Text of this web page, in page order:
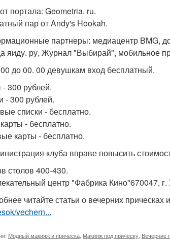
портала: Geometria. ru.
пар от Andy's Hookah.
партнеры: медиацентр BMG,
яиду. ру, Журнал "Выбирай", мобильное
до 00. 00 девушкам вход бесплатный.
300 рублей.
- 300 рублей.
списки - бесплатно.
- бесплатно.
карты - бесплатно.
клуба вправе повысить
столов 400-430.
центр "Фабрика Кино"670047,
читайте статьи о вечерних прическах
vechern...
Модный макияж и прическа Макияж под прическу Вечерние